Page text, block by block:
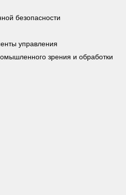
безопасности
управления
зрения и обработки